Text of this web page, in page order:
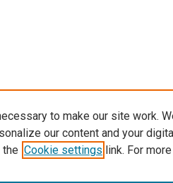
to make our site work.
our content and your
Cookie settings link. For